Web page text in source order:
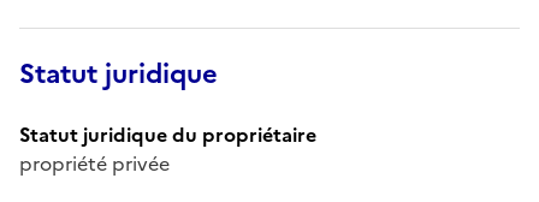
Statut juridique
Statut juridique du propriétaire
propriété privée